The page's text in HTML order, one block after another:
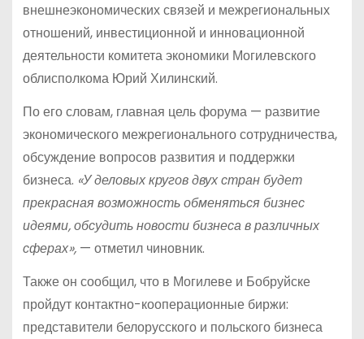
внешнеэкономических связей и межрегиональных
отношений, инвестиционной и инновационной
деятельности комитета экономики Могилевского
облисполкома Юрий Хилинский.
По его словам, главная цель форума — развитие
экономического межрегионального сотрудничества,
обсуждение вопросов развития и поддержки
бизнеса. «У деловых кругов двух стран будет
прекрасная возможность обменяться бизнес
идеями, обсудить новости бизнеса в различных
сферах»,— отметил чиновник.
Также он сообщил, что в Могилеве и Бобруйске
пройдут контактно-кооперационные биржи:
представители белорусского и польского бизнеса